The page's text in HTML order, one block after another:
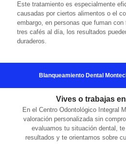
Este tratamiento es especialmente
causadas por ciertos alimentos o el
embargo, en personas que fuman
tres cafés al día, los resultados
duraderos.
Blanqueamiento Dental
Vives o trabajas
En el Centro Odontológico Integral
valoración personalizada sin
evaluamos tu situación dental,
resultados y te orientamos sobre